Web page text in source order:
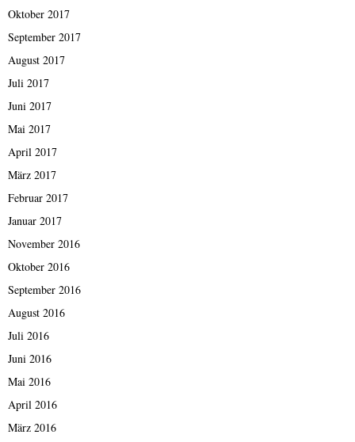
Oktober 2017
September 2017
August 2017
Juli 2017
Juni 2017
Mai 2017
April 2017
März 2017
Februar 2017
Januar 2017
November 2016
Oktober 2016
September 2016
August 2016
Juli 2016
Juni 2016
Mai 2016
April 2016
März 2016